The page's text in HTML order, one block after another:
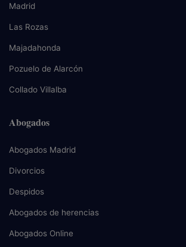
Madrid
Las Rozas
Majadahonda
Pozuelo de Alarcón
Collado Villalba
Abogados
Abogados Madrid
Divorcios
Despidos
Abogados de herencias
Abogados Online